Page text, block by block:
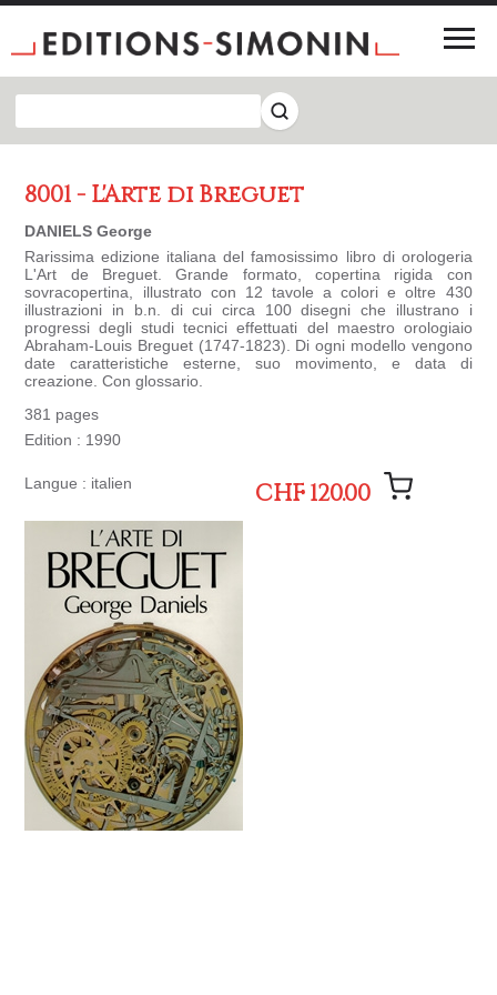
8001 - L'Arte di Breguet
DANIELS George
Rarissima edizione italiana del famosissimo libro di orologeria
L'Art de Breguet. Grande formato, copertina rigida con
sovracopertina, illustrato con 12 tavole a colori e oltre 430
illustrazioni in b.n. di cui circa 100 disegni che illustrano i
progressi degli studi tecnici effettuati del maestro orologiaio
Abraham-Louis Breguet (1747-1823). Di ogni modello vengono
date caratteristiche esterne, suo movimento, e data di
creazione. Con glossario.
381 pages
Edition : 1990
Langue : italien CHF 120.00